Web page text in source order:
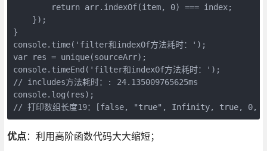
        return arr.indexOf(item, 0) === index;
    });
}
console.time('filter和indexOf方法耗时：');
var res = unique(sourceArr);
console.timeEnd('filter和indexOf方法耗时：');
// includes方法耗时：: 24.135009765625ms
console.log(res);
// 打印数组长度19：[false, "true", Infinity,
优点：利用高阶函数代码大大缩短；